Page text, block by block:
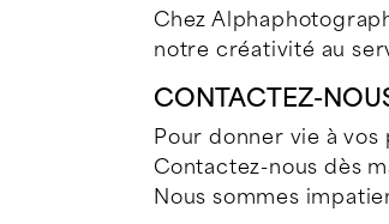
Chez
notre créativité au
CONTACTEZ-
Pour donner vie à
Contactez-nous dès
Nous sommes